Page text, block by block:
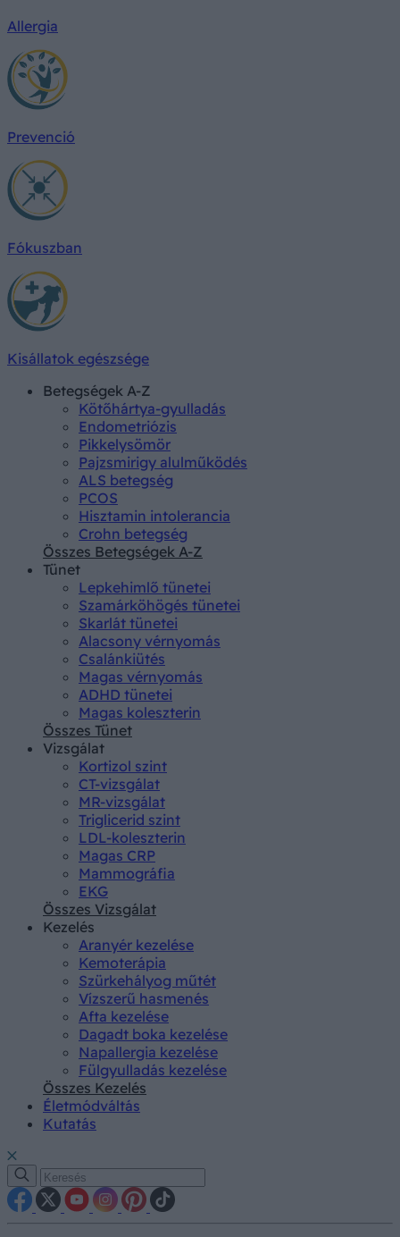
Allergia
Prevenció
Fókuszban
Kisállatok egészsége
Betegségek A-Z
Kötőhártya-gyulladás
Endometriózis
Pikkelysömör
Pajzsmirigy alulműködés
ALS betegség
PCOS
Hisztamin intolerancia
Crohn betegség
Összes Betegségek A-Z
Tünet
Lepkehimlő tünetei
Szamárköhögés tünetei
Skarlát tünetei
Alacsony vérnyomás
Csalánkiütés
Magas vérnyomás
ADHD tünetei
Magas koleszterin
Összes Tünet
Vizsgálat
Kortizol szint
CT-vizsgálat
MR-vizsgálat
Triglicerid szint
LDL-koleszterin
Magas CRP
Mammográfia
EKG
Összes Vizsgálat
Kezelés
Aranyér kezelése
Kemoterápia
Szürkehályog műtét
Vízszerű hasmenés
Afta kezelése
Dagadt boka kezelése
Napallergia kezelése
Fülgyulladás kezelése
Összes Kezelés
Életmódváltás
Kutatás